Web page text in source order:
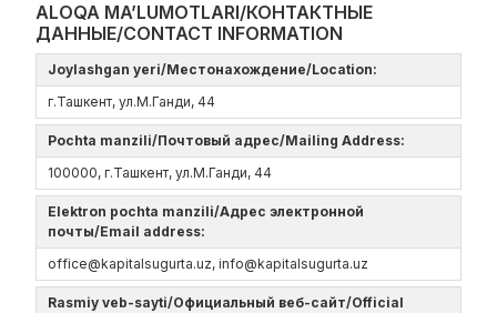
ALOQA MA’LUMOTLARI/КОНТАКТНЫЕ
ДАННЫЕ/CONTACT INFORMATION
Joylashgan yeri/Местонахождение/Location:
г.Ташкент, ул.М.Ганди, 44
Pochta manzili/Почтовый адрес/Mailing Address:
100000, г.Ташкент, ул.М.Ганди, 44
Elektron pochta manzili/Адрес электронной
почты/Email address:
offiсe@kapitalsugurta.uz, info@kapitalsugurta.uz
Rasmiy veb-sayti/Официальный веб-сайт/Official